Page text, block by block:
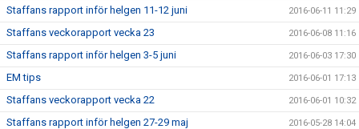
Staffans rapport inför helgen 11-12 juni 2016-06-11 11:29
Staffans veckorapport vecka 23 2016-06-08 11:16
Staffans rapport inför helgen 3-5 juni 2016-06-03 17:30
EM tips 2016-06-01 17:13
Staffans veckorapport vecka 22 2016-06-01 10:32
Staffans rapport inför helgen 27-29 maj 2016-05-28 14:04